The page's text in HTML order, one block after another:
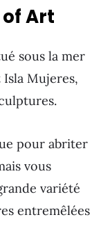
Art
sous la mer
Mujeres,
pour abriter
vous
variété
entremêlées